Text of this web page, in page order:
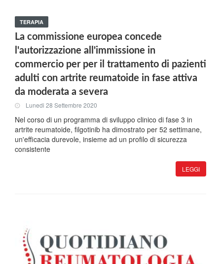
TERAPIA
La commissione europea concede
l'autorizzazione all'immissione in
commercio per per il trattamento di pazienti
adulti con artrite reumatoide in fase attiva
da moderata a severa
Lunedi 28 Settembre 2020
Nel corso di un programma di sviluppo clinico di fase 3 in
artrite reumatoide, filgotinib ha dimostrato per 52 settimane,
un'efficacia durevole, insieme ad un profilo di sicurezza
consistente
LEGGI